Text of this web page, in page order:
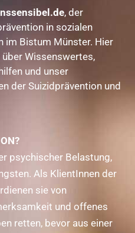
, der
in sozialen
im Bistum Münster. Hier
Wissenswertes,
und unser
der Suizidprävention und
psychischer Belastung,
Als KlientInnen der
sie von
und offenes
retten, bevor aus einer